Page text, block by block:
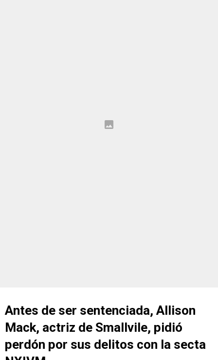
Antes de ser sentenciada, Allison
Mack, actriz de Smallvile, pidió
perdón por sus delitos con la secta